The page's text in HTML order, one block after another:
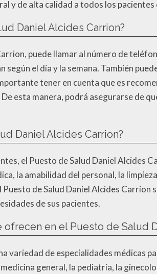
y de alta calidad a todos los
Daniel Alcides Carrion?
puede llamar al número de
el día y la semana. También
tener en cuenta que es
esta manera, podrá asegurarse de
Daniel Alcides Carrion?
el Puesto de Salud Daniel Alcides
la amabilidad del personal, la
de Salud Daniel Alcides
de sus pacientes.
en el Puesto de Salud
variedad de especialidades médicas
general, la pediatría, la